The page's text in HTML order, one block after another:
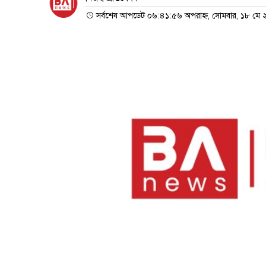
সর্বশেষ আপডেট ০৬:৪১:৫৬ অপরাহ্ন, সোমবার, ১৮ মে